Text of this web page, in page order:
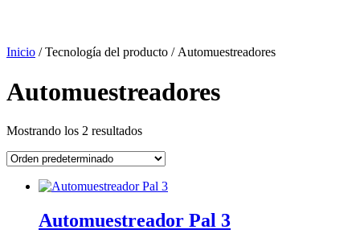
Inicio / Tecnología del producto / Automuestreadores
Automuestreadores
Mostrando los 2 resultados
Automuestreador Pal 3